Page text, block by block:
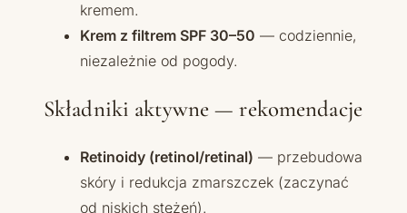
kremem.
Krem z filtrem SPF 30–50 — codziennie,
niezależnie od pogody.
Składniki aktywne — rekomendacje
Retinoidy (retinol/retinal) — przebudowa
skóry i redukcja zmarszczek (zaczynać
od niskich stężeń).